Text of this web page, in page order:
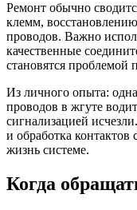
Ремонт обычно
клемм,
проводов. Важно
качественные
становятся проблемой
Из личного опыта:
проводов в жгуте
сигнализацией
и обработка
жизнь системе.
Когда